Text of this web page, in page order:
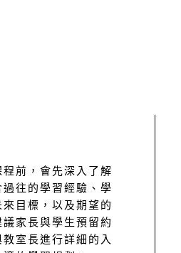
前，會先深入了解
往的學習經驗、學
目標，以及期望的
家長與學生預留約
室長進行詳細的入